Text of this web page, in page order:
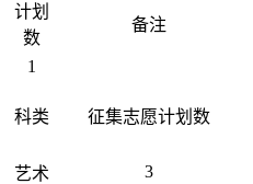
计划
数
备注
1
科类 征集志愿计划数
艺术 3